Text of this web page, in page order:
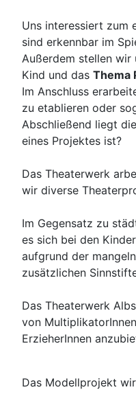
Uns interessiert zum
sind erkennbar im
Außerdem stellen wir
Kind und das Thema
Im Anschluss
zu etablieren oder
Abschließend liegt
eines Projektes ist?
Das Theaterwerk
wir diverse
Im Gegensatz zu
es sich bei den
aufgrund der
zusätzlichen
Das Theaterwerk
von
ErzieherInnen
Das Modellprojekt